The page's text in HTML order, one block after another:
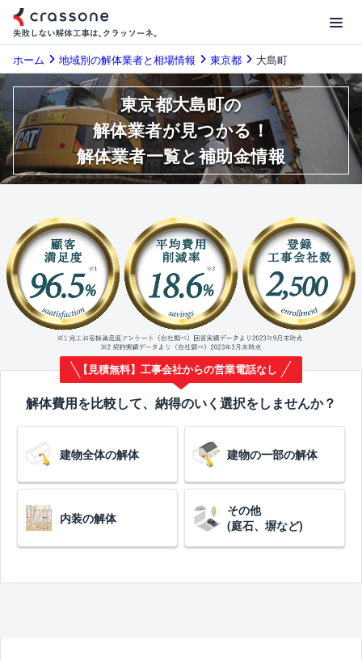
ホーム 地域別の解体業者と相場情報 東京都 大島町
東京都大島町の
解体業者が見つかる！
解体業者一覧と補助金情報
【見積無料】工事会社からの営業電話なし
解体費用を比較して、納得のいく選択をしませんか？
建物全体の解体 建物の一部の解体
内装の解体
その他
(庭石、塀など)